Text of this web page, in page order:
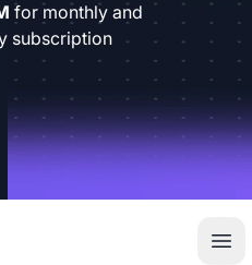
for monthly and
subscription